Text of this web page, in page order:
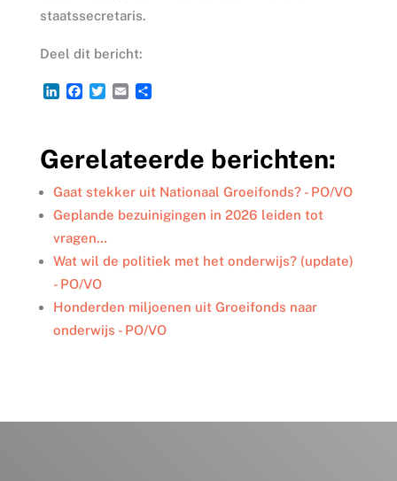
staatssecretaris.
Deel dit bericht:
L
e
d
I
n
F
b
o
o
k
T
t
e
r
E
l
D
n
Gerelateerde berichten:
Gaat stekker uit Nationaal Groeifonds? - PO/VO
Geplande bezuinigingen in 2026 leiden tot
vragen…
Wat wil de politiek met het onderwijs? (update)
- PO/VO
Honderden miljoenen uit Groeifonds naar
onderwijs - PO/VO